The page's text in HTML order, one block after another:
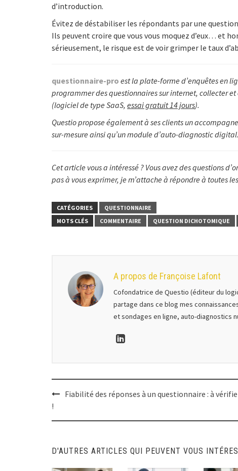
d’introduction.
Évitez de déstabiliser les répondants par une
Ils peuvent croire que vous vous moquez d’eux… et
sérieusement, le risque est de voir grimper le taux
questionnaire-pro est la plate-forme d’enquêtes en
programmer des questionnaires sur internet, collecter
(logiciel de type SaaS, essai gratuit 14 jours).
Questio propose également à ses clients un
sur-mesure ainsi qu’un module d’auto-diagnostic digital.
Cet article vous a intéressé ? Vous avez des questions
pas à vous exprimer, je m’attache à répondre à toutes
CATÉGORIES
QUESTIONNAIRE
MOTS CLÉS
COMMENTAIRE QUESTION DICHOTOMIQUE
A propos de Françoise Lafont
Cofondatrice de Questio (éditeur du
partage dans ce blog mes
et sondages en ligne, auto-diagnostics
Post
navigation
Fiabilité des réponses à un questionnaire : à
!
D'AUTRES ARTICLES QUI PEUVENT VOUS